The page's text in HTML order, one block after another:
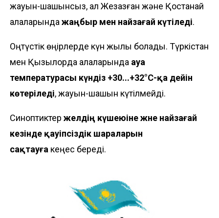
жауын-шашынсыз, ал Жезқазған және Қостанай
қалаларында жаңбыр мен найзағай күтіледі.
Оңтүстік өңірлерде күн жылы болады. Түркістан
мен Қызылорда қалаларында ауа
температурасы күндіз +30...+32°C-қа дейін
көтеріледі, жауын-шашын күтілмейді.
Синоптиктер желдің күшеюіне және найзағай
кезінде қауіпсіздік шараларын
сақтауға кеңес береді.